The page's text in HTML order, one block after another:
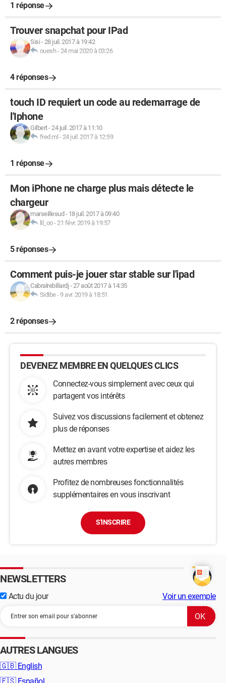
1 réponse
Trouver snapchat pour IPad
Sisi -28 juil. 2017 à 19:42
ouesh-24 mai 2020 à 03:26
4 réponses
touch ID requiert un code au redemarrage de
l'Iphone
Gilbert-24 juil. 2017 à 11:10
fred.ml -24 juil. 2017 à 12:59
1 réponse
Mon iPhone ne charge plus mais détecte le
chargeur
marseillesud - 18 juil. 2017 à 09:40
lil_oo-21 févr. 2019 à 19:57
5 réponses
Comment puis-je jouer star stable sur l'ipad
Cabralrebillardj -27 août 2017 à 14:35
Sidibe-9 avr. 2019 à 18:51
2 réponses
DEVENEZ MEMBRE EN QUELQUES CLICS
Connectez-vous simplement avec ceux qui
partagent vos intérêts
Suivez vos discussions facilement et obtenez
plus de réponses
Mettez en avant votre expertise et aidez les
autres membres
Profitez de nombreuses fonctionnalités
supplémentaires en vous inscrivant
S'INSCRIRE
NEWSLETTERS
Actu du jour Voir un exemple
AUTRES LANGUES
🇬🇧 English